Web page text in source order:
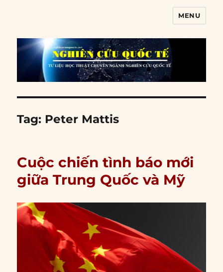
MENU
Tag: Peter Mattis
Cuộc chiến tình báo mới
giữa Trung Quốc và Mỹ